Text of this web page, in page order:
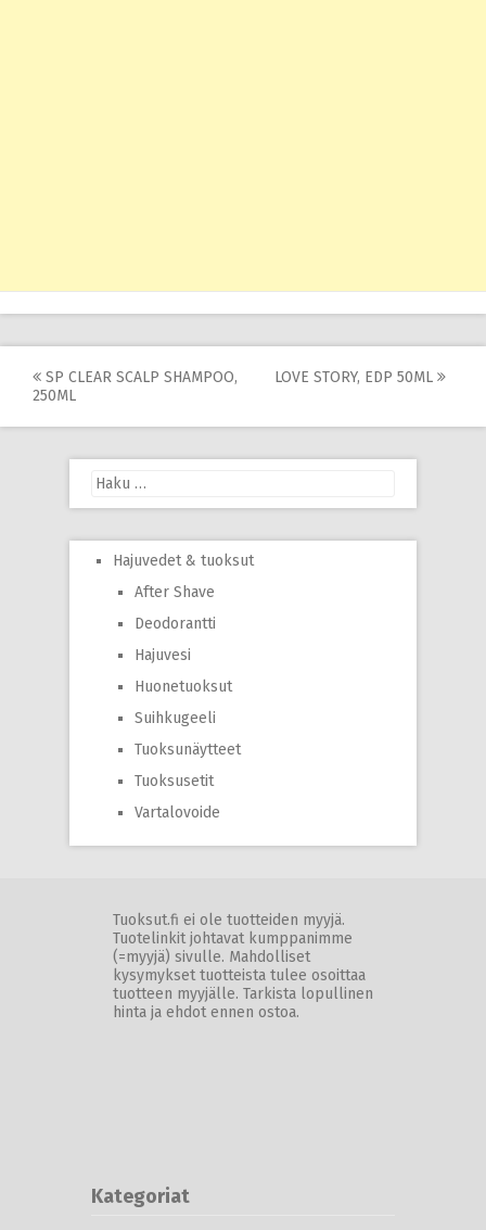
Post
SP CLEAR SCALP SHAMPOO,
250ML
LOVE STORY, EDP 50ML
Haku:
Hajuvedet & tuoksut
After Shave
Deodorantti
Hajuvesi
Huonetuoksut
Suihkugeeli
Tuoksunäytteet
Tuoksusetit
Vartalovoide
Tuoksut.fi ei ole tuotteiden myyjä.
Tuotelinkit johtavat kumppanimme
(=myyjä) sivulle. Mahdolliset
kysymykset tuotteista tulee osoittaa
tuotteen myyjälle. Tarkista lopullinen
hinta ja ehdot ennen ostoa.
Kategoriat